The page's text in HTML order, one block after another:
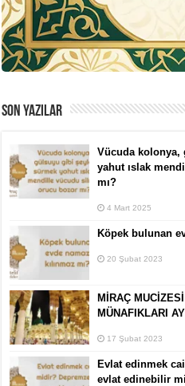
SON YAZILAR
Vücuda
yahut ıslak
mı?
4 Mart 2025
Köpek bulunan
20 Şubat 2023
MİRAÇ
MÜNAFIKLARI
17 Şubat 2023
Evlat edinmek
evlat edinebilir